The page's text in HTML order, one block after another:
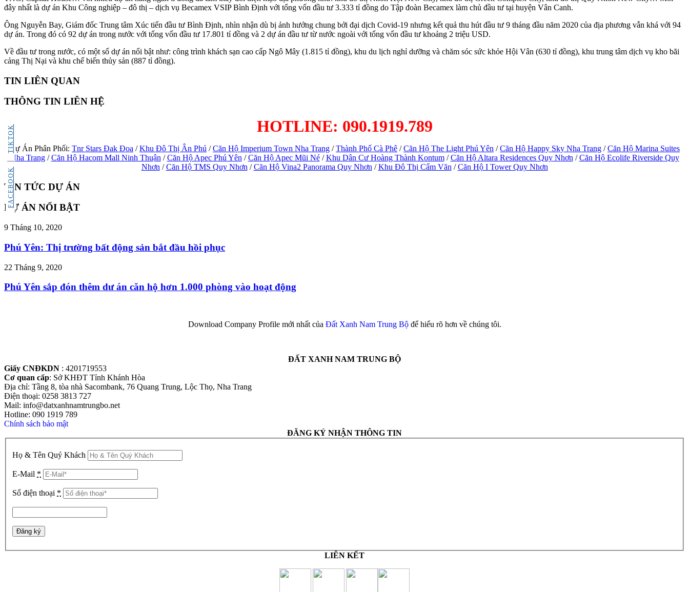
FACEBOOK
TIKTOK
đây nhất là dự án Khu Công nghiệp – đô thị – dịch vụ Becamex VSIP Bình Định với tổng vốn đầu tư 3.333 tỉ đồng do Tập đoàn Becamex làm chủ đầu tư tại huyện Vân Canh.
Ông Nguyễn Bay, Giám đốc Trung tâm Xúc tiến đầu tư Bình Định, nhìn nhận dù bị ảnh hưởng chung bởi đại dịch Covid-19 nhưng kết quả thu hút đầu tư 9 tháng đầu năm 2020 của địa phương vẫn khá với 94
dự án. Trong đó có 92 dự án trong nước với tổng vốn đầu tư 17.801 tỉ đồng và 2 dự án đầu tư từ nước ngoài với tổng vốn đầu tư khoảng 2 triệu USD.
Về đầu tư trong nước, có một số dự án nổi bật như: công trình khách sạn cao cấp Ngô Mây (1.815 tỉ đồng), khu du lịch nghỉ dưỡng và chăm sóc sức khỏe Hội Vân (630 tỉ đồng), khu trung tâm dịch vụ kho bãi
cảng Thị Nại và khu chế biến thủy sản (887 tỉ đồng).
TIN LIÊN QUAN
THÔNG TIN LIÊN HỆ
HOTLINE: 090.1919.789
Dự Án Phân Phối: Tnr Stars Đak Đoa /Khu Đô Thị Ân Phú /Căn Hộ Imperium Town Nha Trang /Thành Phố Cà Phê /Căn Hộ The Light Phú Yên /Căn Hộ Happy Sky Nha Trang /Căn Hộ Marina Suites
Nha Trang/Căn Hộ Hacom Mall Ninh Thuận /Căn Hộ Apec Phú Yên /Căn Hộ Apec Mũi Né/Khu Dân Cư Hoàng Thành Kontum/Căn Hộ Altara Residences Quy Nhơn /Căn Hộ Ecolife Riverside Quy
Nhơn /Căn Hộ TMS Quy Nhơn /Căn Hộ Vina2 Panorama Quy Nhơn /Khu Đô Thị Cẩm Văn /Căn Hộ I Tower Quy Nhơn
TIN TỨC DỰ ÁN
DỰ ÁN NỔI BẬT
9 Tháng 10, 2020
Phú Yên: Thị trường bất động sản bắt đầu hồi phục
22 Tháng 9, 2020
Phú Yên sắp đón thêm dư án căn hộ hơn 1.000 phòng vào hoạt động
Download Company Profile mới nhất của Đất Xanh Nam Trung Bộđể hiểu rõ hơn về chúng tôi.
ĐẤT XANH NAM TRUNG BỘ
Giấy CNĐKDN : 4201719553
Cơ quan cấp: Sở KHĐT Tỉnh Khánh Hòa
Địa chỉ: Tầng 8, tòa nhà Sacombank, 76 Quang Trung, Lộc Thọ, Nha Trang
Điện thoại: 0258 3813 727
Mail: info@datxanhnamtrungbo.net
Hotline: 090 1919 789
Chính sách bảo mật
ĐĂNG KÝ NHẬN THÔNG TIN
Họ & Tên Quý Khách
E-Mail *
Số điện thoại *
LIÊN KẾT